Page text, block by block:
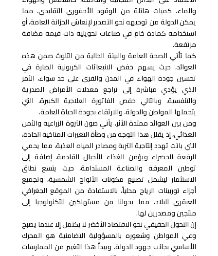
والماء، كميات هائلة من الوقود الأحفوري التقليدي، مما
يمكن الدولة من توجيهه نحو التصدير لإنعاش الخزانة العامة، أو
استخدامه كمادة خام في صناعات تحويلية ذات قيمة مضافة
مرتفعة.
كما تأتي الصحة العامة والبيئة الخالية من التلوث ضمن هذه
العوائد، حيث يسهم خفض الانبعاثات الكربونية الضارة في
تحسين جودة الهواء في المدن والقرى على حد سواء، الأمر
الذي يؤدي مباشرة إلى تراجع معدلات الأمراض الصدرية
والتنفسية، وبالتالي خفض الفاتورة العلاجية الكبيرة، التي
يتحملها المواطن والدولة، والارتقاء بجودة الحياة العامة.
ومن بين العوائد ممتدة الأثر، يأتي صون الثروة الزراعية والأمن
الغذائي، إذ يقلل هذا التوجه من وطأة التغيرات المناخية الحادة،
التي باتت تهدد إنتاجية التربة ومصادر المياه العذبة، مما يحمي
الرقعة الخضراء ويؤمن الغذاء للأجيال القادمة، إضافة إلى
توطين المعرفة والصناعة المستدامة، حيث يتسع نطاق
الاستثمار ليشمل تصنيع مكونات الألواح الشمسية، وتجميع
أجزاء توربينات الرياح محلياً، بالاستفادة من الموقع الجغرافي
العبقري للبلاد، مما يحولنا من مستهلكين للتكنولوجيا إلى
منتجين ومصدرين لها.
إن التحول الحقيقي نحو الاقتصاد الأخضر لا يكتمل إلا عندما يصبح
وعي المواطن وشعوره بالمسؤولية التضامنية هو المحرك
الأساسي بجانب جهود الدولة، ويبدأ هذا التغيير من الممارسات